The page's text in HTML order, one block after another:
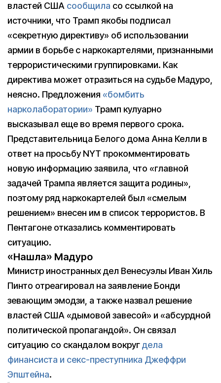
властей США сообщила со ссылкой на
источники, что Трамп якобы подписал
«секретную директиву» об использовании
армии в борьбе с наркокартелями, признанными
террористическими группировками. Как
директива может отразиться на судьбе Мадуро,
неясно. Предложения «бомбить
нарколаборатории» Трамп кулуарно
высказывал еще во время первого срока.
Представительница Белого дома Анна Келли в
ответ на просьбу NYT прокомментировать
новую информацию заявила, что «главной
задачей Трампа является защита родины»,
поэтому ряд наркокартелей был «смелым
решением» внесен им в список террористов. В
Пентагоне отказались комментировать
ситуацию.
«Нашла» Мадуро
Министр иностранных дел Венесуэлы Иван Хиль
Пинто отреагировал на заявление Бонди
зевающим эмодзи, а также назвал решение
властей США «дымовой завесой» и «абсурдной
политической пропагандой». Он связал
ситуацию со скандалом вокругдела
финансиста и секс-преступника Джеффри
Эпштейна.